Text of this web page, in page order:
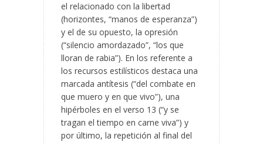
el relacionado con la libertad
(horizontes, “manos de esperanza”)
y el de su opuesto, la opresión
(“silencio amordazado”, “los que
lloran de rabia”). En los referente a
los recursos estilísticos destaca una
marcada antítesis (“del combate en
que muero y en que vivo”), una
hipérboles en el verso 13 (“y se
tragan el tiempo en carne viva”) y
por último, la repetición al final del